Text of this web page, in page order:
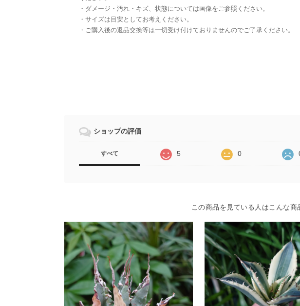
・ダメージ・汚れ・キズ、状態については画像をご参照ください。
・サイズは目安としてお考えください。
・ご購入後の返品交換等は一切受け付けておりませんのでご了承ください。
ショップの評価
すべて 5 0
この商品を見ている人はこんな商